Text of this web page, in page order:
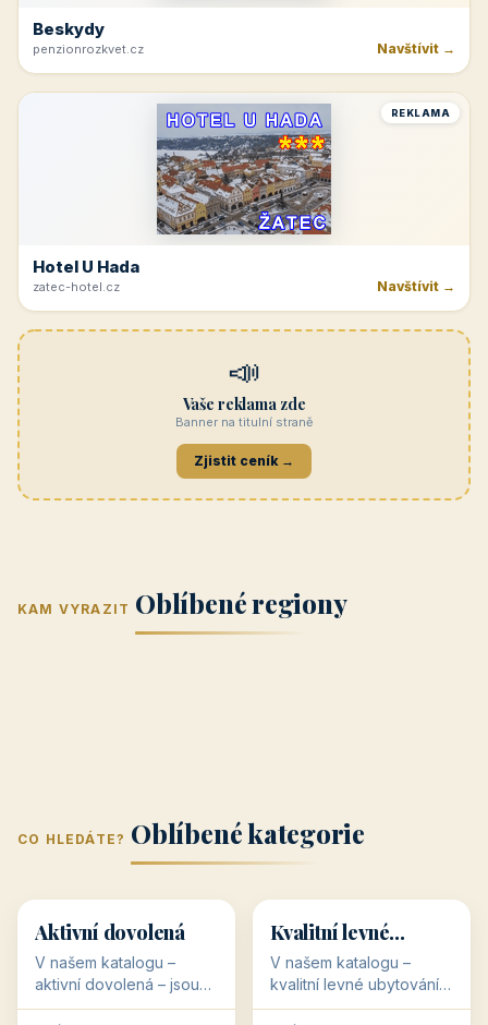
Beskydy
penzionrozkvet.cz Navštívit →
REKLAMA
Hotel U Hada
zatec-hotel.cz Navštívit →
📣
Vaše reklama zde
Banner na titulní straně
Zjistit ceník →
KAM VYRAZIT Oblíbené regiony
(Jihomoravský
kraj)
kraj)
Zlínský kraj Žilinský
Karlovarský
Střední Čechy
(Středočeský
CO HLEDÁTE? Oblíbené kategorie
🥾 36 objektů
Aktivní dovolená
V našem katalogu –
aktivní dovolená – jsou
pro Vás připraveny
💰
💰
34 objektů
Kvalitní levné
ubytování
V našem katalogu –
kvalitní levné ubytování –
jsou pro Vás připraveny